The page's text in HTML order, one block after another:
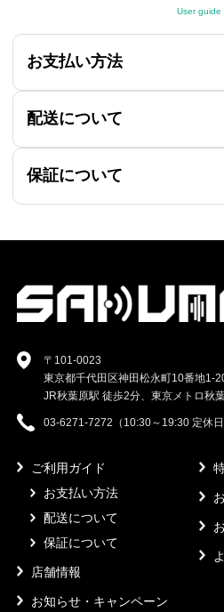
User guide
お支払い方法
配送について
保証について
〒101-0023
東京都千代田区神田松永町10番地1-
JR秋葉原駅 徒歩2分、東京メトロ秋
03-6271-7272（10:30～19:30 定休日
ご利用ガイド
お支払い方法
配送について
保証について
店舗情報
お知らせ・キャンペーン